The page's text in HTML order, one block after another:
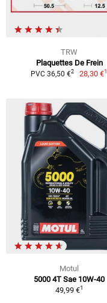
TRW
Plaquettes De Frein
PVC 36,50 €2 28,30 €1
Motul
5000 4T Sae 10W-40
49,99 €1